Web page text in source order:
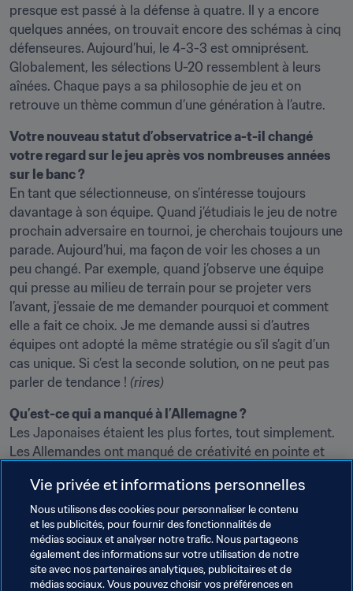
presque est passé à la défense à quatre. Il y a encore
quelques années, on trouvait encore des schémas à cinq
défenseures. Aujourd’hui, le 4-3-3 est omniprésent.
Globalement, les sélections U-20 ressemblent à leurs
aînées. Chaque pays a sa philosophie de jeu et on
retrouve un thème commun d’une génération à l’autre.
Votre nouveau statut d’observatrice a-t-il changé
votre regard sur le jeu après vos nombreuses années
sur le banc ?
En tant que sélectionneuse, on s’intéresse toujours
davantage à son équipe. Quand j’étudiais le jeu de notre
prochain adversaire en tournoi, je cherchais toujours une
parade. Aujourd’hui, ma façon de voir les choses a un
peu changé. Par exemple, quand j’observe une équipe
qui presse au milieu de terrain pour se projeter vers
l’avant, j’essaie de me demander pourquoi et comment
elle a fait ce choix. Je me demande aussi si d’autres
équipes ont adopté la même stratégie ou s’il s’agit d’un
cas unique. Si c’est la seconde solution, on ne peut pas
parler de tendance ! (rires)
Qu’est-ce qui a manqué à l’Allemagne ?
Les Japonaises étaient les plus fortes, tout simplement.
Les Allemandes ont manqué de créativité en pointe et
Mais chez les jeunes, le plus important reste d’identifier
quelles joueuses ont les moyens d’intégrer l’équipe
nationale. J'en vois déjà une ou deux. Maren Meinert
s’est toujours fixé pour objectif d’accompagner un
maximum de joueuses vers le très haut niveau. Dans ces
catégories d'âge, le succès ne fait pas tout, même si c’est
Vie privée et informations personnelles
Nous utilisons des cookies pour personnaliser le contenu
et les publicités, pour fournir des fonctionnalités de
médias sociaux et analyser notre trafic. Nous partageons
également des informations sur votre utilisation de notre
site avec nos partenaires analytiques, publicitaires et de
médias sociaux. Vous pouvez choisir vos préférences en